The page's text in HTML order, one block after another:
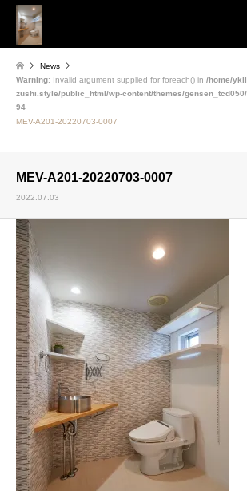
News
Warning: Invalid argument supplied for foreach() in /home/
zushi.style/public_html/wp-content/themes/
94
MEV-A201-20220703-0007
MEV-A201-20220703-0007
2022.07.03